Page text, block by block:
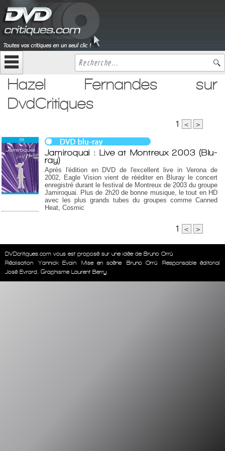
Hazel Fernandes sur
DvdCritiques
1 < >
Jamiroquai : Live at Montreux 2003 (Blu-
ray)
Après l'édition en DVD de l'excellent live in Verona de
2002, Eagle Vision vient de rééditer en Bluray le concert
enregistré durant le festival de Montreux de 2003 du groupe
Jamiroquai. Plus de 2h20 de bonne musique, le tout en HD
avec les plus grands tubes du groupes comme Canned
Heat, Cosmic
1 < >
DVDcritiques.com vous est proposé sur une idée de Bruno Orrú
Réalisation
Yannick Evain Mise en scène Bruno Orrú
Responsable éditorial
José Evrard. Graphisme Laurent Berry